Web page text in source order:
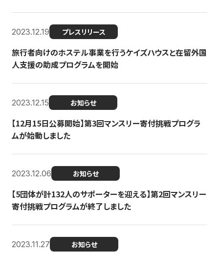
2023.12.19 プレスリリース
旅行者向けのホステル事業を行うケイズハウスと在留外国
人支援の助成プログラムを開始
2023.12.15 お知らせ
【12月15日公募開始】第3回マンスリー寄付挑戦プログラ
ムが始動しました
2023.12.06 お知らせ
【5団体が計132人のサポーターを迎える】第2回マンスリー
寄付挑戦プログラムが終了しました
2023.11.27 お知らせ